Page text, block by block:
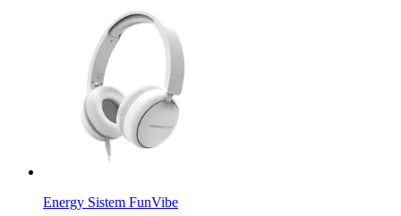
Energy Sistem FunVibe